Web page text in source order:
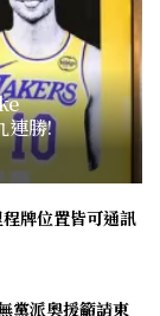
連勝!
牌位置皆可通訊
黨派奧援籲請東